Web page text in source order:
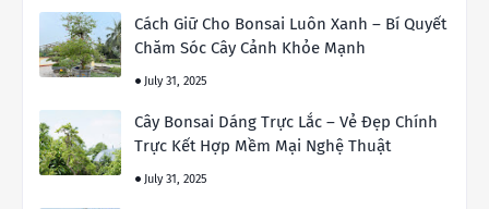
Cách Giữ Cho Bonsai Luôn Xanh – Bí Quyết
Chăm Sóc Cây Cảnh Khỏe Mạnh
July 31, 2025
Cây Bonsai Dáng Trực Lắc – Vẻ Đẹp Chính
Trực Kết Hợp Mềm Mại Nghệ Thuật
July 31, 2025